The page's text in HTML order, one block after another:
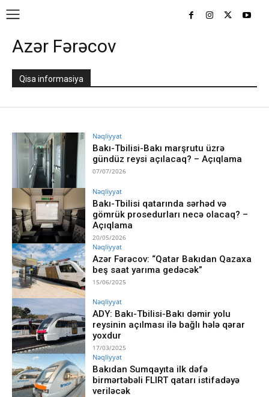
Azər Fərəcov
Qisa informasiya
Nəqliyyat
Bakı-Tbilisi-Bakı marşrutu üzrə
gündüz reysi açılacaq? – Açıqlama
07/07/2026
Nəqliyyat
Bakı-Tbilisi qatarında sərhəd və
gömrük prosedurları necə olacaq? –
Açıqlama
20/05/2026
Nəqliyyat
Azər Fərəcov: “Qatar Bakıdan Qazaxa
beş saat yarıma gedəcək”
15/06/2025
Nəqliyyat
ADY: Bakı-Tbilisi-Bakı dəmir yolu
reysinin açılması ilə bağlı hələ qərar
yoxdur
17/03/2025
Nəqliyyat
Bakıdan Sumqayıta ilk dəfə
birmərtəbəli FLIRT qatarı istifadəyə
veriləcək